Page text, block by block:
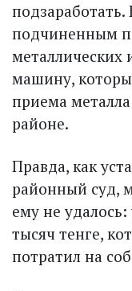
подзаработать.
подчиненным
металлических
машину,
приема
районе.
Правда, как
районный суд,
ему не удалось:
тысяч тенге,
потратил на